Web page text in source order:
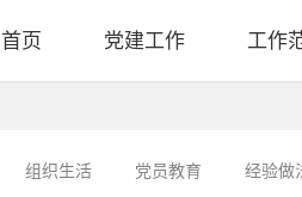
首页 党建工作 工作
组织生活 党员教育 经验做